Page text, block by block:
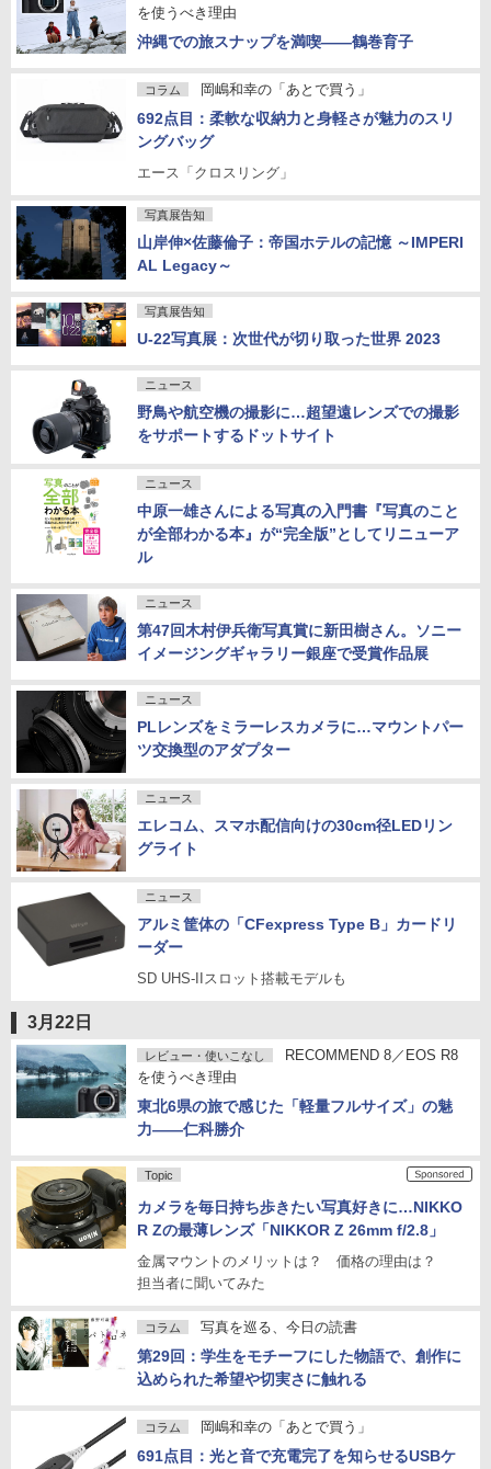
を使うべき理由
沖縄での旅スナップを満喫——鶴巻育子
コラム 岡嶋和幸の「あとで買う」
692点目：柔軟な収納力と身軽さが魅力のスリ
ングバッグ
エース「クロスリング」
写真展告知
山岸伸×佐藤倫子：帝国ホテルの記憶 ～IMPERI
AL Legacy～
写真展告知
U-22写真展：次世代が切り取った世界 2023
ニュース
野鳥や航空機の撮影に…超望遠レンズでの撮影
をサポートするドットサイト
ニュース
中原一雄さんによる写真の入門書『写真のこと
が全部わかる本』が“完全版”としてリニューア
ル
ニュース
第47回木村伊兵衛写真賞に新田樹さん。ソニー
イメージングギャラリー銀座で受賞作品展
ニュース
PLレンズをミラーレスカメラに…マウントパー
ツ交換型のアダプター
ニュース
エレコム、スマホ配信向けの30cm径LEDリン
グライト
ニュース
アルミ筐体の「CFexpress Type B」カードリ
ーダー
SD UHS-IIスロット搭載モデルも
3月22日
レビュー・使いこなし
RECOMMEND 8／EOS R8
を使うべき理由
東北6県の旅で感じた「軽量フルサイズ」の魅
力——仁科勝介
Topic
カメラを毎日持ち歩きたい写真好きに…NIKKO
R Zの最薄レンズ「NIKKOR Z 26mm f/2.8」
金属マウントのメリットは？ 価格の理由は？
担当者に聞いてみた
コラム 写真を巡る、今日の読書
第29回：学生をモチーフにした物語で、創作に
込められた希望や切実さに触れる
コラム 岡嶋和幸の「あとで買う」
691点目：光と音で充電完了を知らせるUSBケ